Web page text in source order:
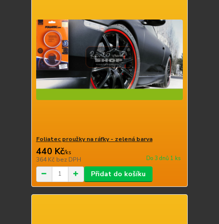
Foliatec proužky na ráfky - zelená barva
440 Kč/ks
364 Kč bez DPH Do 3 dnů 1 ks
Přidat do košíku